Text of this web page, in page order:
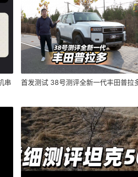
串
首发测试 38号测评全新一代丰田普拉